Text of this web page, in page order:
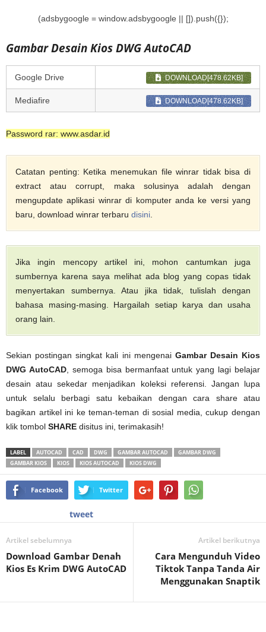
(adsbygoogle = window.adsbygoogle || []).push({});
Gambar Desain Kios DWG AutoCAD
Google Drive DOWNLOAD[478.62KB]
Mediafire DOWNLOAD[478.62KB]
Password rar: www.asdar.id
Catatan penting: Ketika menemukan file winrar tidak bisa di
extract atau corrupt, maka solusinya adalah dengan
mengupdate aplikasi winrar di komputer anda ke versi yang
baru, download winrar terbaru disini.
Jika ingin mencopy artikel ini, mohon cantumkan juga
sumbernya karena saya melihat ada blog yang copas tidak
menyertakan sumbernya. Atau jika tidak, tulislah dengan
bahasa masing-masing. Hargailah setiap karya dan usaha
orang lain.
Sekian postingan singkat kali ini mengenai Gambar Desain Kios
DWG AutoCAD, semoga bisa bermanfaat untuk yang lagi belajar
desain atau sekedar menjadikan koleksi referensi. Jangan lupa
untuk selalu berbagi satu kebaikan dengan cara share atau
bagikan artikel ini ke teman-teman di sosial media, cukup dengan
klik tombol SHARE disitus ini, terimakasih!
LABEL AUTOCAD CAD DWG GAMBAR AUTOCAD
GAMBAR DWG
GAMBAR KIOS
KIOS KIOS AUTOCAD KIOS DWG
Facebook Twitter
tweet
Artikel sebelumnya
Download Gambar Denah
Kios Es Krim DWG AutoCAD
Artikel berikutnya
Cara Mengunduh Video
Tiktok Tanpa Tanda Air
Menggunakan Snaptik